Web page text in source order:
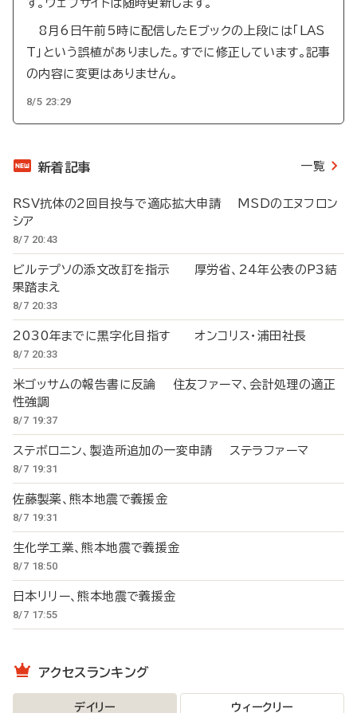
す。ウェブサイトは随時更新します。
8月6日午前5時に配信したEブックの上段には「LAS
T」という誤植がありました。すでに修正しています。記事
の内容に変更はありません。
8/5 23:29
新着記事 一覧
RSV抗体の2回目投与で適応拡大申請 MSDのエヌフロン
シア
8/7 20:43
ビルテプソの添文改訂を指示 厚労省、24年公表のP3結
果踏まえ
8/7 20:33
2030年までに黒字化目指す オンコリス・浦田社長
8/7 20:33
米ゴッサムの報告書に反論 住友ファーマ、会計処理の適正
性強調
8/7 19:37
ステボロニン、製造所追加の一変申請 ステラファーマ
8/7 19:31
佐藤製薬、熊本地震で義援金
8/7 19:31
生化学工業、熊本地震で義援金
8/7 18:50
日本リリー、熊本地震で義援金
8/7 17:55
アクセスランキング
デイリー ウィークリー